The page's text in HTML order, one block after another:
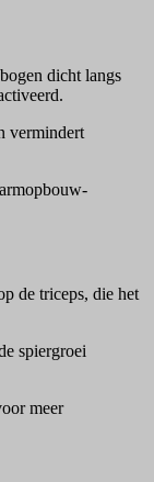
dicht langs
vermindert
de triceps, die het
spiergroei
meer